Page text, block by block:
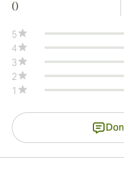
0
5
4
3
2
1